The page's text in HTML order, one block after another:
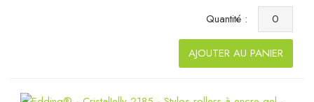
Quantité :
AJOUTER AU PANIER